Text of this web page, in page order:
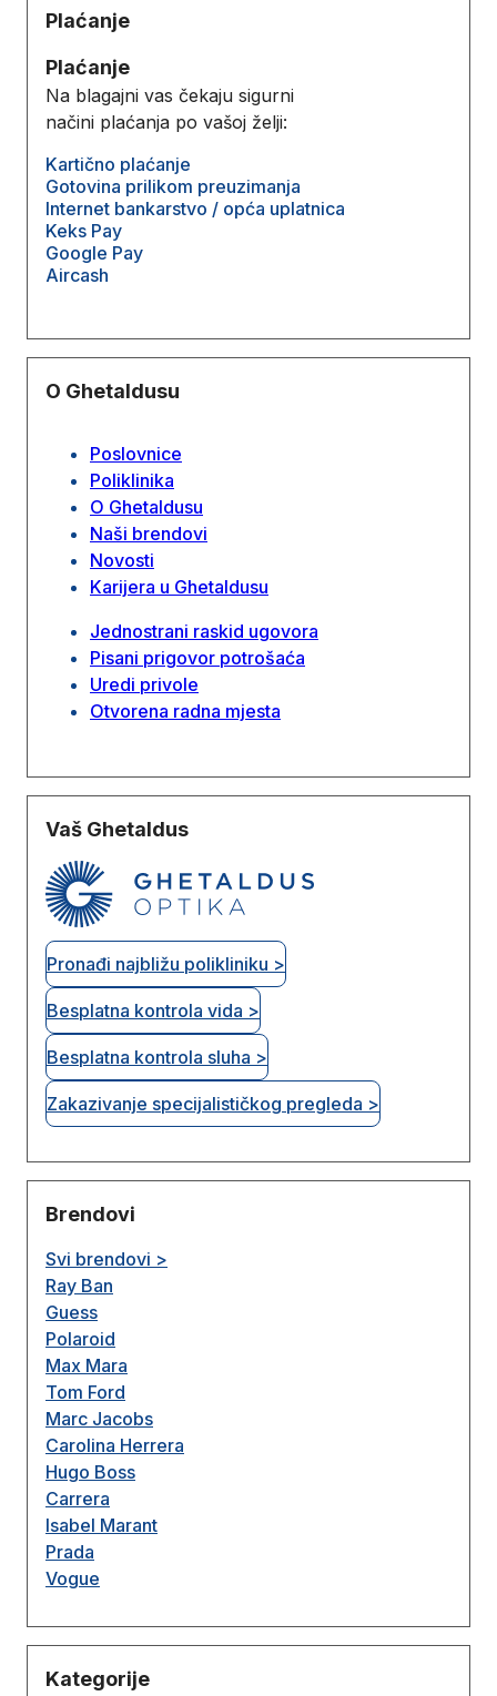
Plaćanje
Plaćanje
Na blagajni vas čekaju sigurni
načini plaćanja po vašoj želji:
Kartično plaćanje
Gotovina prilikom preuzimanja
Internet bankarstvo / opća uplatnica
Keks Pay
Google Pay
Aircash
O Ghetaldusu
Poslovnice
Poliklinika
O Ghetaldusu
Naši brendovi
Novosti
Karijera u Ghetaldusu
Jednostrani raskid ugovora
Pisani prigovor potrošaća
Uredi privole
Otvorena radna mjesta
Vaš Ghetaldus
Pronađi najbližu polikliniku >
Besplatna kontrola vida >
Besplatna kontrola sluha >
Zakazivanje specijalističkog pregleda >
Brendovi
Svi brendovi >
Ray Ban
Guess
Polaroid
Max Mara
Tom Ford
Marc Jacobs
Carolina Herrera
Hugo Boss
Carrera
Isabel Marant
Prada
Vogue
Kategorije